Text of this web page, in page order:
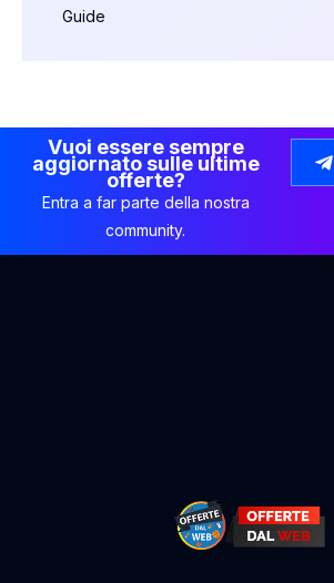
Guide
Vuoi essere sempre
aggiornato sulle ultime
offerte?
Entra a far parte della nostra
community.